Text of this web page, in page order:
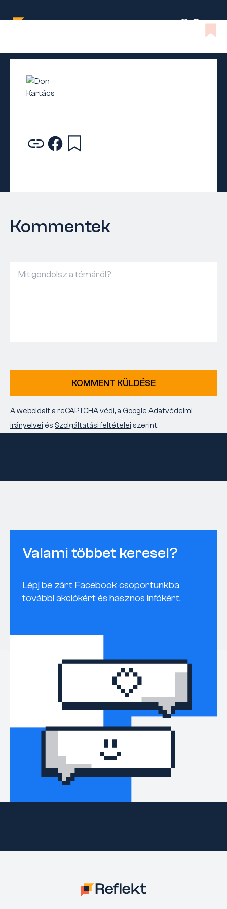
Kommentek
KOMMENT KÜLDÉSE
A weboldalt a reCAPTCHA védi, a Google Adatvédelmi
irányelvei és Szolgáltatási feltételei szerint.
Valami többet keresel?
Lépj be zárt Facebook csoportunkba
további akciókért és hasznos infókért.